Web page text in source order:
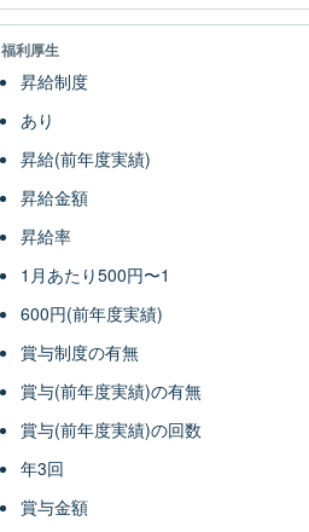
福利厚生
昇給制度
あり
昇給(前年度実績)
昇給金額
昇給率
1月あたり500円〜1
600円(前年度実績)
賞与制度の有無
賞与(前年度実績)の有無
賞与(前年度実績)の回数
年3回
賞与金額